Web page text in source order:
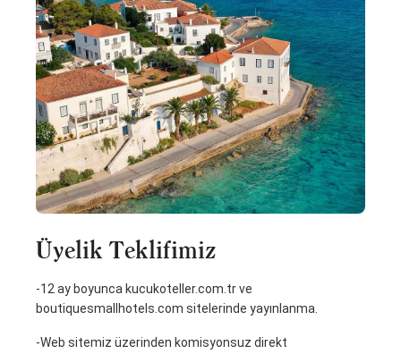
Üyelik Teklifimiz
-12 ay boyunca kucukoteller.com.tr ve
boutiquesmallhotels.com sitelerinde yayınlanma.
-Web sitemiz üzerinden komisyonsuz direkt